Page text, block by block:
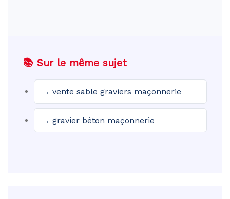
📚 Sur le même sujet
→ vente sable graviers maçonnerie
→ gravier béton maçonnerie